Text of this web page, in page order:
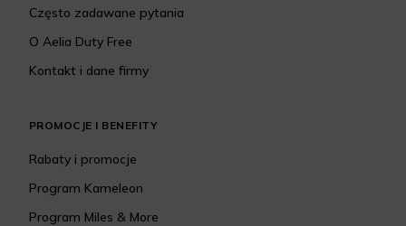
Często zadawane pytania
O Aelia Duty Free
Kontakt i dane firmy
PROMOCJE I BENEFITY
Rabaty i promocje
Program Kameleon
Program Miles & More